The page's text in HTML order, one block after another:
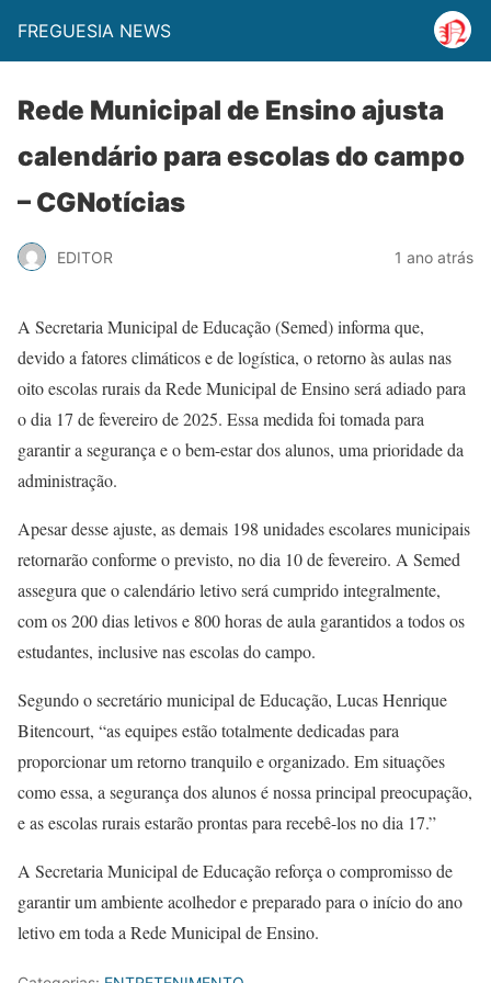
FREGUESIA NEWS
Rede Municipal de Ensino ajusta
calendário para escolas do campo
– CGNotícias
EDITOR 1 ano atrás
A Secretaria Municipal de Educação (Semed) informa que,
devido a fatores climáticos e de logística, o retorno às aulas nas
oito escolas rurais da Rede Municipal de Ensino será adiado para
o dia 17 de fevereiro de 2025. Essa medida foi tomada para
garantir a segurança e o bem-estar dos alunos, uma prioridade da
administração.
Apesar desse ajuste, as demais 198 unidades escolares municipais
retornarão conforme o previsto, no dia 10 de fevereiro. A Semed
assegura que o calendário letivo será cumprido integralmente,
com os 200 dias letivos e 800 horas de aula garantidos a todos os
estudantes, inclusive nas escolas do campo.
Segundo o secretário municipal de Educação, Lucas Henrique
Bitencourt, “as equipes estão totalmente dedicadas para
proporcionar um retorno tranquilo e organizado. Em situações
como essa, a segurança dos alunos é nossa principal preocupação,
e as escolas rurais estarão prontas para recebê-los no dia 17.”
A Secretaria Municipal de Educação reforça o compromisso de
garantir um ambiente acolhedor e preparado para o início do ano
letivo em toda a Rede Municipal de Ensino.